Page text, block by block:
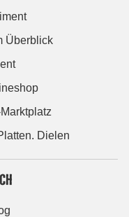
Überblick
Dielen